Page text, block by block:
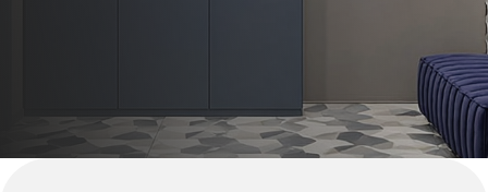
Рассчитайте стоимость
Калькулятор стоимости